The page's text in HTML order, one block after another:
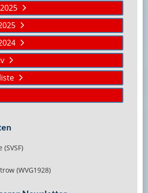
(WVG1928)